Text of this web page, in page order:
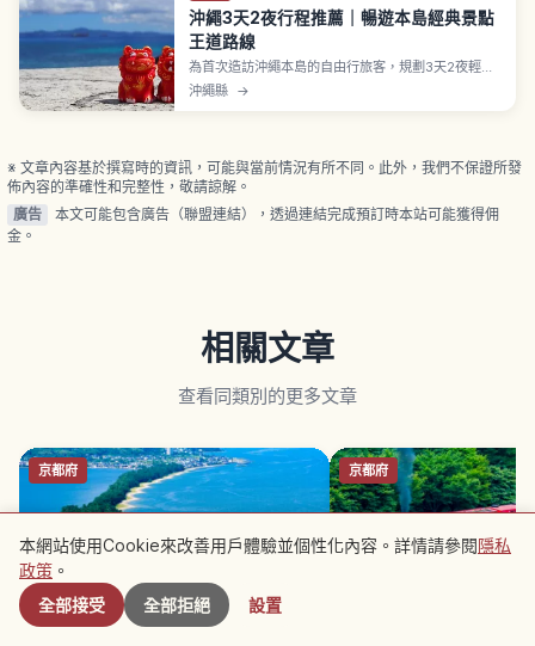
沖繩3天2夜行程推薦｜暢遊本島經典景點
王道路線
為首次造訪沖繩本島的自由行旅客，規劃3天2夜輕鬆
暢遊那霸、首里、本部半島、海岸風光與南部歷史景
沖繩縣 →
※ 文章內容基於撰寫時的資訊，可能與當前情況有所不同。此外，我們不保證所發
佈內容的準確性和完整性，敬請諒解。
廣告
本文可能包含廣告（聯盟連結），透過連結完成預訂時本站可能獲得佣
金。
相關文章
查看同類別的更多文章
京都府 京都府
附近景點
本網站使用Cookie來改善用戶體驗並個性化內容。詳情請參閱隱私
政策 。
全部接受
全部拒絕 設置